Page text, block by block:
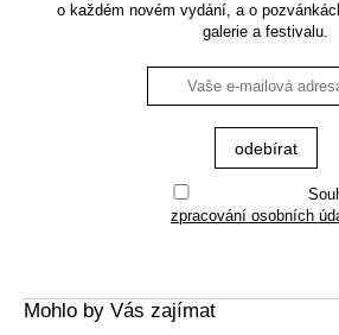
o každém novém vydání, a o
galerie a festivalu.
zpracování osobních
Mohlo by Vás zajímat